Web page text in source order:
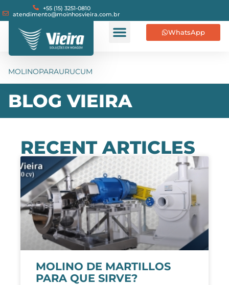
+55 (15) 3251-0810
atendimento@moinhosvieira.com.br
WhatsApp
MOLINOPARAURUCUM
BLOG VIEIRA
RECENT ARTICLES
MOLINO DE MARTILLOS
PARA QUE SIRVE?